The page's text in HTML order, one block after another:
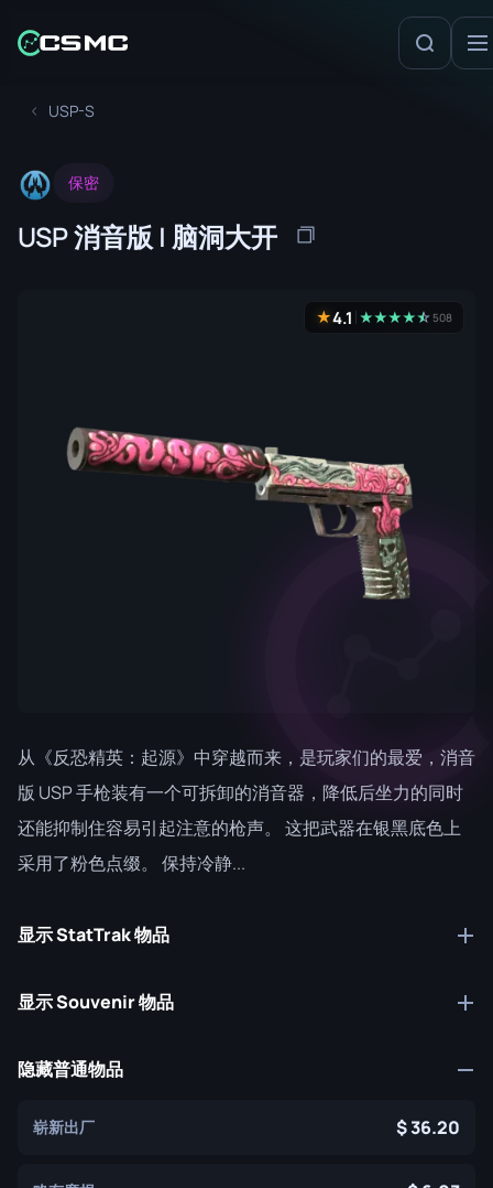
USP-S
保密
USP 消音版 | 脑洞大开
★4.1 ★★★★★
☆508
从《反恐精英：起源》中穿越而来，是玩家们的最爱，消音
版 USP 手枪装有一个可拆卸的消音器，降低后坐力的同时
还能抑制住容易引起注意的枪声。 这把武器在银黑底色上
采用了粉色点缀。 保持冷静...
显示 StatTrak 物品
显示 Souvenir 物品
隐藏普通物品
崭新出厂 36.20